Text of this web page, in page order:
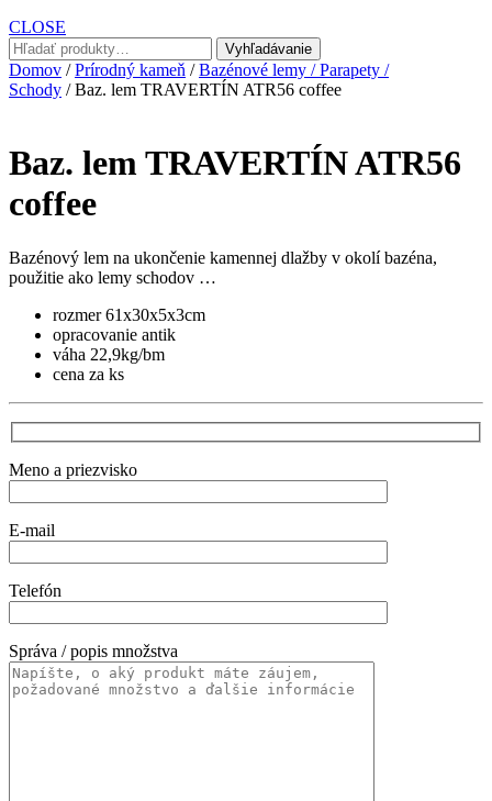
CLOSE
Hľadať:
Vyhľadávanie
Domov /Prírodný kameň /Bazénové lemy / Parapety /
Schody / Baz. lem TRAVERTÍN ATR56 coffee
Baz. lem TRAVERTÍN ATR56
coffee
Bazénový lem na ukončenie kamennej dlažby v okolí bazéna,
použitie ako lemy schodov …
rozmer 61x30x5x3cm
opracovanie antik
váha 22,9kg/bm
cena za ks
Meno a priezvisko
E-mail
Telefón
Správa / popis množstva